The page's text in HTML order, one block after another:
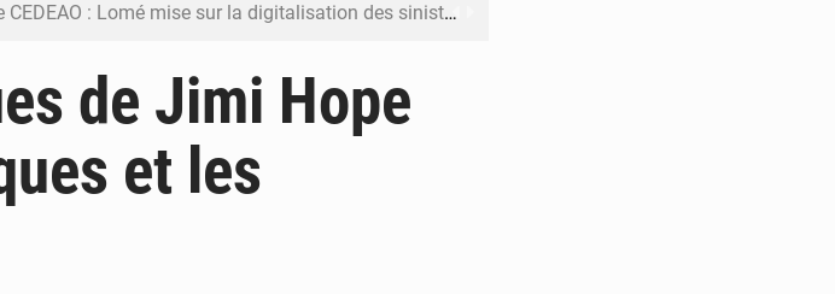
CEDEAO : Lomé mise sur la digitalisation des sinistres
: Le ministère de l’Économie forme ses cadres à Lomé
non rémunéré : à Saly, l’Afrique veut en mesurer la valeur
de Jimi Hope
et les